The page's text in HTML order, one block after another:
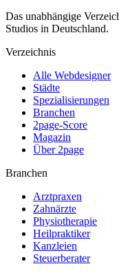
Das unabhängige
Studios in Deutschland.
Verzeichnis
Alle Webdesigner
Städte
Spezialisierungen
Branchen
2page-Score
Magazin
Über 2page
Branchen
Arztpraxen
Zahnärzte
Physiotherapie
Heilpraktiker
Kanzleien
Steuerberater